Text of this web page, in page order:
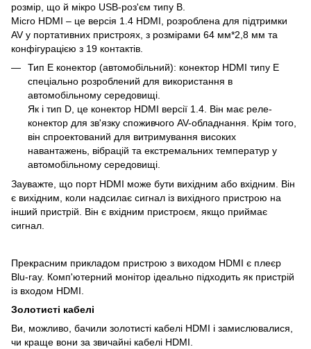
розмір, що й мікро USB-роз'єм типу B.
Micro HDMI – це версія 1.4 HDMI, розроблена для підтримки
AV у портативних пристроях, з розмірами 64 мм*2,8 мм та
конфігурацією з 19 контактів.
Тип Е конектор (автомобільний): конектор HDMI типу Е
спеціально розроблений для використання в
автомобільному середовищі.
Як і тип D, це конектор HDMI версії 1.4. Він має реле-
конектор для зв'язку споживчого AV-обладнання. Крім того,
він спроектований для витримування високих
навантажень, вібрацій та екстремальних температур у
автомобільному середовищі.
Зауважте, що порт HDMI може бути вихідним або вхідним. Він
є вихідним, коли надсилає сигнал із вихідного пристрою на
інший пристрій. Він є вхідним пристроєм, якщо приймає
сигнал.
Прекрасним прикладом пристрою з виходом HDMI є плеєр
Blu-ray. Комп'ютерний монітор ідеально підходить як пристрій
із входом HDMI.
Золотисті кабелі
Ви, можливо, бачили золотисті кабелі HDMI і замислювалися,
чи краще вони за звичайні кабелі HDMI.